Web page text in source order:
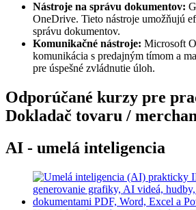
Nástroje na správu dokumentov:
OneDrive. Tieto nástroje umožňujú
správu dokumentov.
Komunikačné nástroje: Microsoft
komunikácia s predajným tímom a
pre úspešné zvládnutie úloh.
Odporúčané kurzy pre
Dokladač tovaru /
AI - umelá inteligencia